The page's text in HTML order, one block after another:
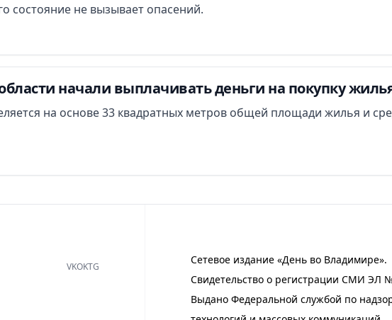
состояние не вызывает опасений.
начали выплачивать деньги на покупку
на основе 33 квадратных метров общей площади жилья и
Сетевое издание «День во Владимире».
Свидетельство о регистрации СМИ ЭЛ
Выдано Федеральной службой по
VKOKTG